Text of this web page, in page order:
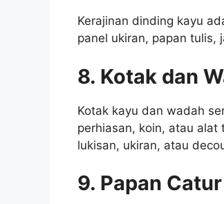
Kerajinan dinding kayu
panel ukiran, papan tulis,
8. Kotak dan
Kotak kayu dan wadah
perhiasan, koin, atau
lukisan, ukiran, atau
9. Papan